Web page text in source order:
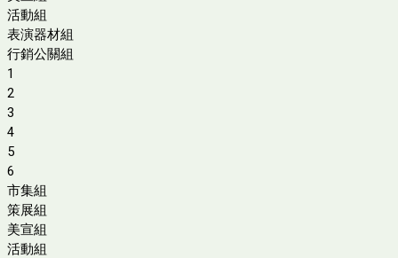
活動組
表演器材組
行銷公關組
1
2
3
4
5
6
市集組
策展組
美宣組
活動組